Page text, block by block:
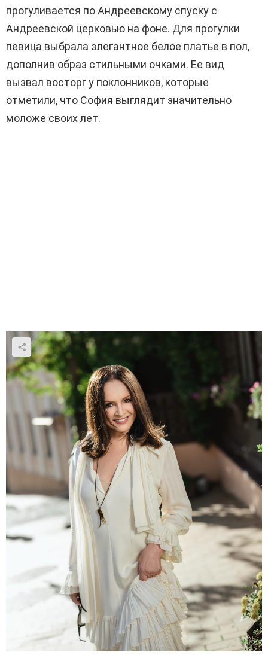
прогуливается по Андреевскому спуску с
Андреевской церковью на фоне. Для прогулки
певица выбрала элегантное белое платье в пол,
дополнив образ стильными очками. Ее вид
вызвал восторг у поклонников, которые
отметили, что София выглядит значительно
моложе своих лет.